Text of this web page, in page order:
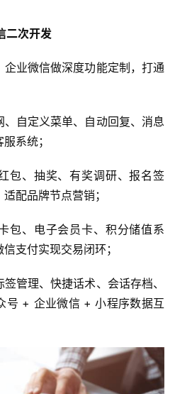
二次开发
业微信做深度功能定制，打通
自定义菜单、自动回复、消息
系统；
包、抽奖、有奖调研、报名签
配品牌节点营销；
包、电子会员卡、积分储值系
支付实现交易闭环；
管理、快捷话术、会话存档、
号 + 企业微信 + 小程序数据互